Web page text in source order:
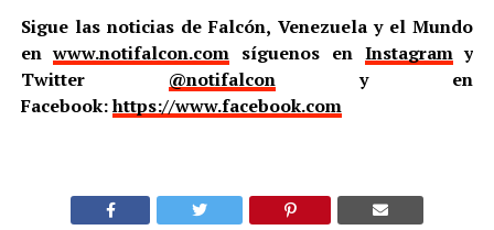
Sigue las noticias de Falcón, Venezuela y el Mundo
enwww.notifalcon.com síguenos en Instagramy
Twitter @notifalcony en
Facebook:https://www.facebook.com